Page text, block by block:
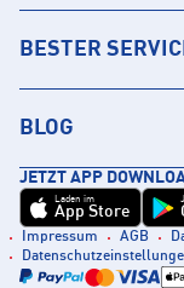
BESTER
BLOG
JETZT APP
Laden im
App Store
Impressum AGB